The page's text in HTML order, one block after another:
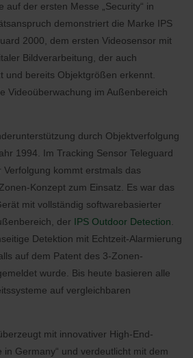
auf der ersten Messe „Security“ in
demonstriert die Marke IPS
2000, dem ersten Videosensor mit
Bildverarbeitung, der auch
und bereits Objektgrößen erkennt.
Videoüberwachung im Außenbereich
durch Objektverfolgung
1994. Im Tracking Sensor Teleguard
kommt erstmals das
Konzept zum Einsatz. Es war das
mit vollständig softwarebasierter
der IPS Outdoor Detection.
Detektion mit Echtzeit-Alarmierung
auf dem Patent des 3-Zonen-
wurde. Bis heute basieren alle
auf vergleichbaren
mit innovativer High-End-
in Germany“ und verdeutlicht mit dem